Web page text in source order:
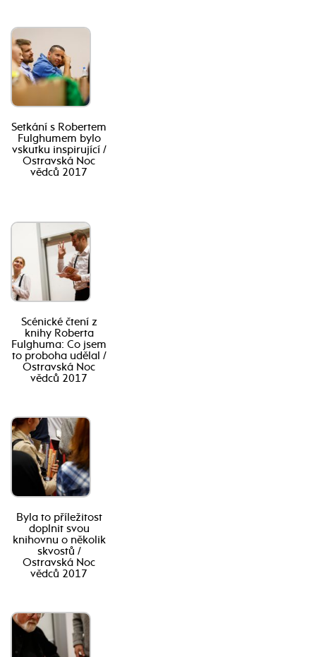
Setkání s Robertem
Fulghumem bylo
vskutku inspirující /
Ostravská Noc
vědců 2017
Scénické čtení z
knihy Roberta
Fulghuma: Co jsem
to proboha udělal /
Ostravská Noc
vědců 2017
Byla to příležitost
doplnit svou
knihovnu o několik
skvostů /
Ostravská Noc
vědců 2017